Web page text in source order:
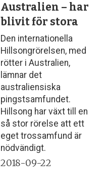
Australien – har
blivit för stora
Den internationella
Hillsongrörelsen, med
rötter i Australien,
lämnar det
australiensiska
pingstsamfundet.
Hillsong har växt till en
så stor rörelse att ett
eget trossamfund är
nödvändigt.
2018-09-22